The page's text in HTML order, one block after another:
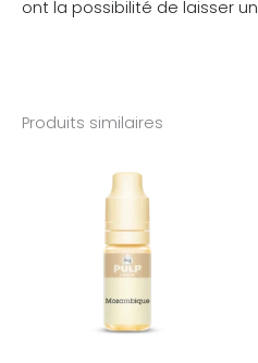
ont la possibilité de laisser
Produits similaires